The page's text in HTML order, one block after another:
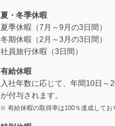
夏・冬季休暇
夏季休暇（7月～9月の3日間）
冬期休暇（2月～3月の3日間）
社員旅行休暇（3日間）
有給休暇
入社年数に応じて、年間10日～
が付与されます。
※ 有給休暇の取得率は100％達成してお